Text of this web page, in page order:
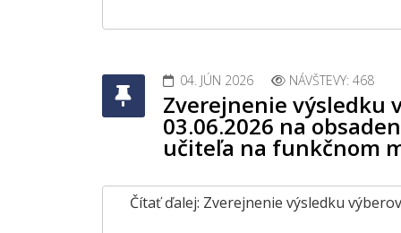
04. JÚN 2026 NÁVŠTEVY: 468
Zverejnenie výsledku
03.06.2026 na
učiteľa na funkčnom
Čítať ďalej: Zverejnenie výsledku